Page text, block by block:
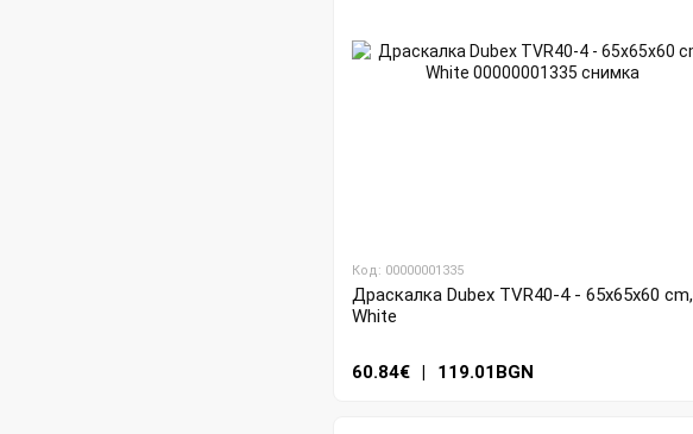
Код: 00000001335
Драскалка Dubex TVR40-4 - 65x65x60 cm,
White
60.84€ | 119.01BGN